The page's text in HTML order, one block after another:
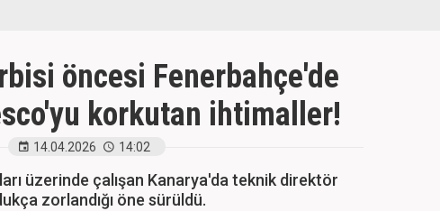
öncesi Fenerbahçe'de
korkutan ihtimaller!
14.04.2026 14:02
üzerinde çalışan Kanarya'da teknik direktör
zorlandığı öne sürüldü.